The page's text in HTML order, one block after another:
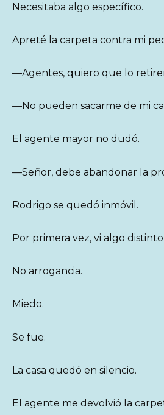
Necesitaba algo específico.
Apreté la carpeta contra mi
—Agentes, quiero que lo
—No pueden sacarme de mi
El agente mayor no dudó.
—Señor, debe abandonar la
Rodrigo se quedó inmóvil.
Por primera vez, vi algo
No arrogancia.
Miedo.
Se fue.
La casa quedó en silencio.
El agente me devolvió la